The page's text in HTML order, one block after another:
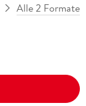
Alle 2 Formate